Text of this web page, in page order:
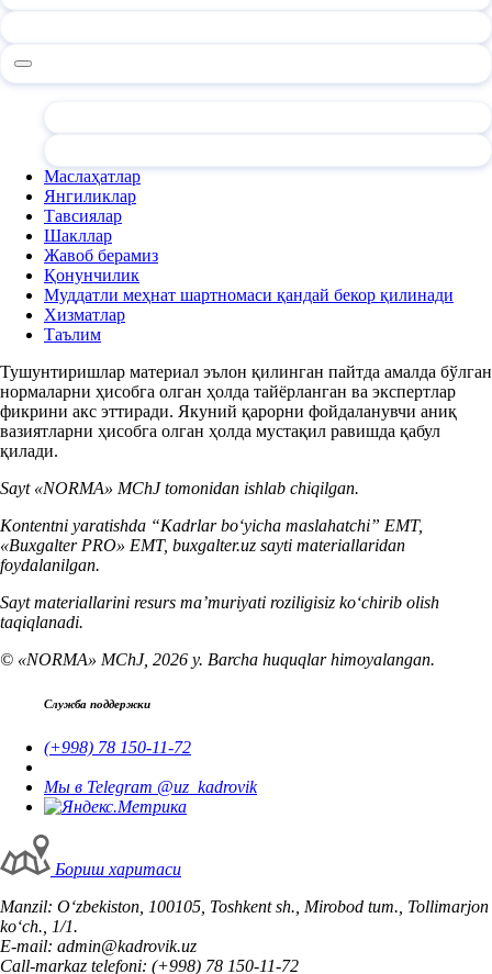
Маслаҳатлар
Янгиликлар
Тавсиялар
Шакллар
Жавоб берамиз
Қонунчилик
Муддатли меҳнат шартномаси қандай бекор қилинади
Хизматлар
Таълим
Тушунтиришлар материал эълон қилинган пайтда амалда бўлган
нормаларни ҳисобга олган ҳолда тайёрланган ва экспертлар
фикрини акс эттиради. Якуний қарорни фойдаланувчи аниқ
вазиятларни ҳисобга олган ҳолда мустақил равишда қабул
қилади.
Sayt «NORMA» MChJ tomonidan ishlab chiqilgan.
Kontentni yaratishda “Kadrlar boʻyicha maslahatchi” EMT,
«Buxgalter PRO» EMT, buxgalter.uz sayti materiallaridan
foydalanilgan.
Sayt materiallarini resurs ma’muriyati roziligisiz koʻchirib olish
taqiqlanadi.
© «NORMA» MChJ, 2026 y. Barcha huquqlar himoyalangan.
Служба поддержки
(+998) 78 150-11-72
Мы в Telegram @uz_kadrovik
Бориш харитаси
Manzil: Oʻzbekiston, 100105, Toshkent sh., Mirobod tum., Tollimarjon
koʻch., 1/1.
E-mail: admin@kadrovik.uz
Call-markaz telefoni: (+998) 78 150-11-72